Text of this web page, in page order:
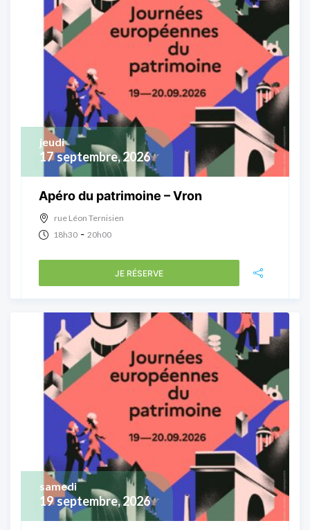
17 septembre, 2026
jeudi
Apéro du patrimoine – Vron
rue Léon Ternisien
18h30 - 20h00
JE RÉSERVE
19 septembre, 2026
samedi